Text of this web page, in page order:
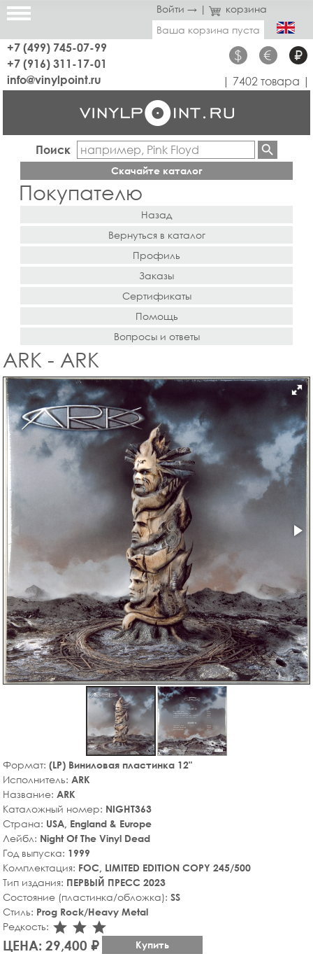
Войти → |
корзина
Ваша корзина пуста
+7 (499) 745-07-99
+7 (916) 311-17-01
$ € ₽
info@vinylpoint.ru | 7402 товара |
Поиск
Скачайте каталог
Покупателю
Назад
Вернуться в каталог
Профиль
Заказы
Сертификаты
Помощь
Вопросы и ответы
ARK - ARK
Формат: (LP) Виниловая пластинка 12"
Исполнитель: ARK
Название: ARK
Каталожный номер: NIGHT363
Страна: USA, England & Europe
Лейбл: Night Of The Vinyl Dead
Год выпуска: 1999
Комплектация: FOC, LIMITED EDITION COPY 245/500
Тип издания: ПЕРВЫЙ ПРЕСС 2023
Состояние (пластинка/обложка): SS
Стиль: Prog Rock/Heavy Metal
Редкость: star_rate
star_rate
star_rate
ЦЕНА: 29,400 ₽ Купить